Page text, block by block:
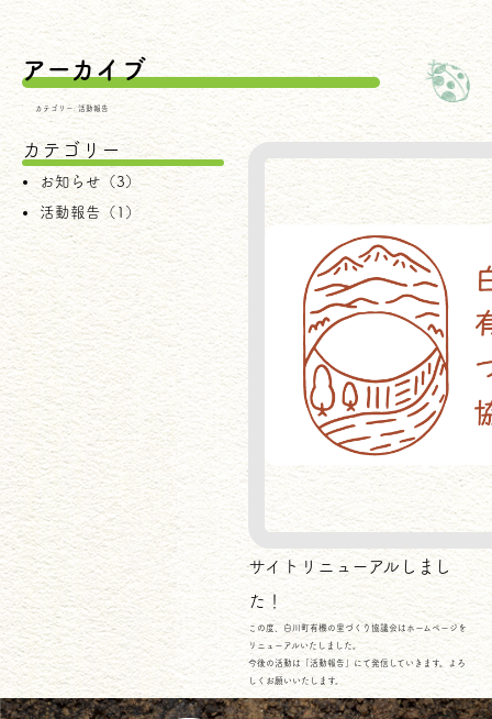
アーカイブ
カテゴリー:活動報告
カテゴリー
お知らせ（3）
活動報告（1）
サイトリニューアルしまし
た！
この度、白川町有機の里づくり協議会はホームページを
リニューアルいたしました。
今後の活動は「活動報告」にて発信していきます。よろ
しくお願いいたします。